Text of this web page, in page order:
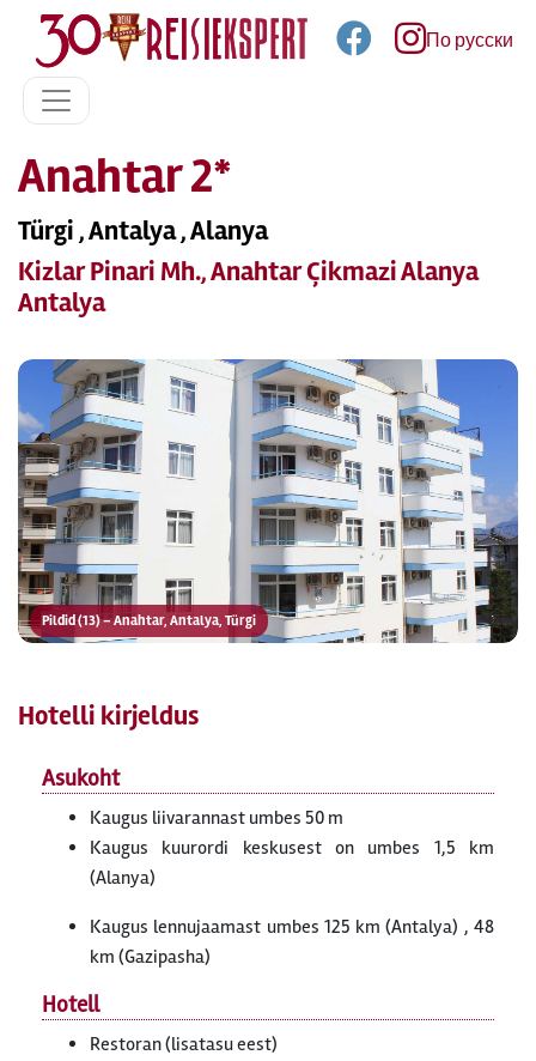
По русски
Anahtar 2*
Türgi , Antalya , Alanya
Kizlar Pinari Mh., Anahtar Çikmazi Alanya
Antalya
Pildid (13) – Anahtar, Antalya, Türgi
Hotelli kirjeldus
Asukoht
Kaugus liivarannast umbes 50 m
Kaugus kuurordi keskusest on umbes 1,5 km
(Alanya)
Kaugus lennujaamast umbes 125 km (Antalya) , 48
km (Gazipasha)
Hotell
Restoran (lisatasu eest)